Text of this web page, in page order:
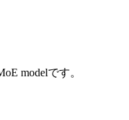
modelです。